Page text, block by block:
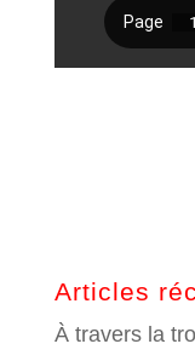
Articles
À travers la